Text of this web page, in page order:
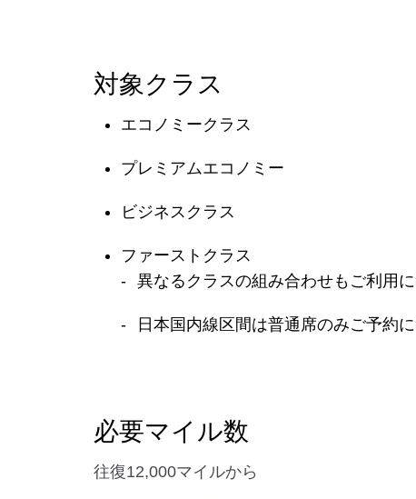
対象クラス
エコノミークラス
プレミアムエコノミー
ビジネスクラス
ファーストクラス
異なるクラスの組み合わせもご利用に
日本国内線区間は普通席のみご予約に
必要マイル数
往復12,000マイルから